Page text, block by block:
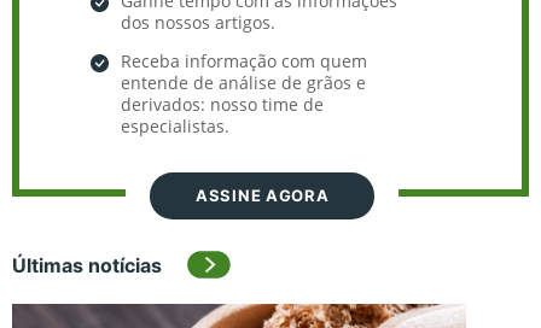
dos nossos artigos.
Receba informação com quem
entende de análise de grãos e
derivados: nosso time de
especialistas.
ASSINE AGORA
Últimas notícias